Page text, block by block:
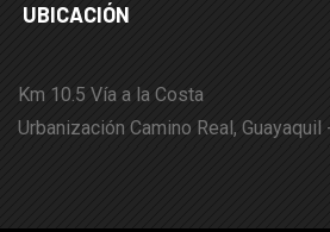
UBICACIÓN
Km 10.5 Vía a la Costa
Urbanización Camino Real, Guayaquil